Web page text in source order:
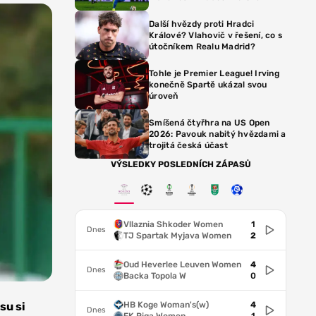
si
Další hvězdy proti Hradci
Králové? Vlahovič v řešení, co s
útočníkem Realu Madrid?
Tohle je Premier League! Irving
konečně Spartě ukázal svou
úroveň
Smíšená čtyřhra na US Open
2026: Pavouk nabitý hvězdami a
trojitá česká účast
VÝSLEDKY POSLEDNÍCH ZÁPASŮ
Dnes
Vllaznia Shkoder Women
TJ Spartak Myjava Women
1
2
Dnes
Oud Heverlee Leuven Women
Backa Topola W
4
0
Dnes
HB Koge Woman's(w)
4